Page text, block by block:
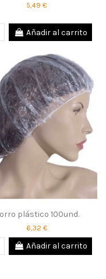
5,49 €
Añadir al carrito
plástico 100und.
6,32 €
Añadir al carrito